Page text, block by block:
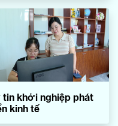
khởi nghiệp phát
kinh tế